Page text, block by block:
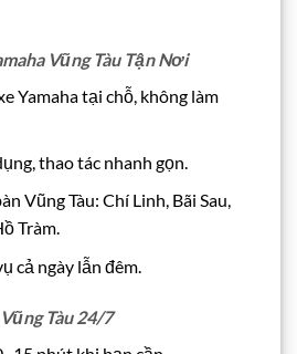
Vũng Tàu Tận Nơi
Yamaha tại chỗ, không làm
thao tác nhanh gọn.
Vũng Tàu: Chí Linh, Bãi Sau,
Tràm.
cả ngày lẫn đêm.
Tàu 24/7